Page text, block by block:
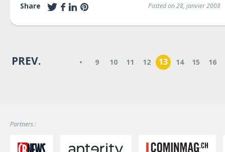
Share Posted on 28, janvier 2008
PREV. • 9 10 11 12 13 14 15 16
Partners :